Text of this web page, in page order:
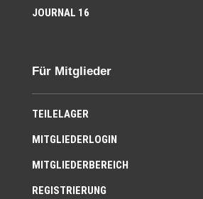
JOURNAL 16
Für Mitglieder
TEILELAGER
MITGLIEDERLOGIN
MITGLIEDERBEREICH
REGISTRIERUNG